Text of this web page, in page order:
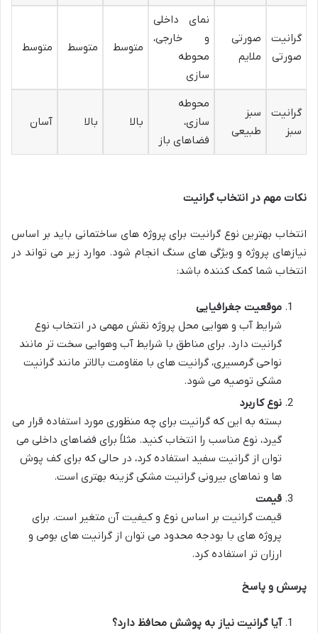
گرانیت
صورتی
صورتی
ملایم
نمای داخلی
و خارجی،
محوطه
سازی
متوسط متوسط متوسط
گرانیت
سبز
سبز
طبیعی
محوطه
سازی،
فضاهای باز
بالا بالا آسان
نکات مهم در انتخاب گرانیت
انتخاب بهترین نوع گرانیت برای پروژه های ساختمانی باید بر اساس
نیازهای پروژه و ویژگی های سنگ انجام شود. موارد زیر می تواند در
انتخاب شما کمک کننده باشد:
موقعیت جغرافیایی
شرایط آب و هوایی محل پروژه نقش مهمی در انتخاب نوع
گرانیت دارد. برای مناطق با شرایط آب وهوایی سخت تر مانند
نواحی گرمسیری، گرانیت های با مقاومت بالاتر مانند گرانیت
مشکی توصیه می شود.
نوع کاربرد
بسته به این که گرانیت برای چه منظوری مورد استفاده قرار می
گیرد، نوع مناسب را انتخاب کنید. مثلاً برای فضاهای داخلی می
توان از گرانیت سفید استفاده کرد، در حالی که برای کف پوش
ها و نماهای بیرونی گرانیت مشکی گزینه بهتری است.
قیمت
قیمت گرانیت بر اساس نوع و کیفیت آن متغیر است. برای
پروژه های با بودجه محدود می توان از گرانیت های بومی و
ارزان تر استفاده کرد.
پرسش و پاسخ
آیا گرانیت نیاز به پوشش محافظ دارد؟